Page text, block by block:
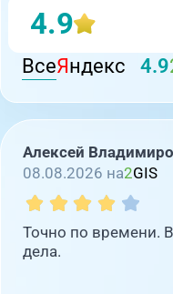
4.9
ВсеЯндекс 4.9
Алексей
08.08.2026 на2GIS
Точно по времени.
дела.